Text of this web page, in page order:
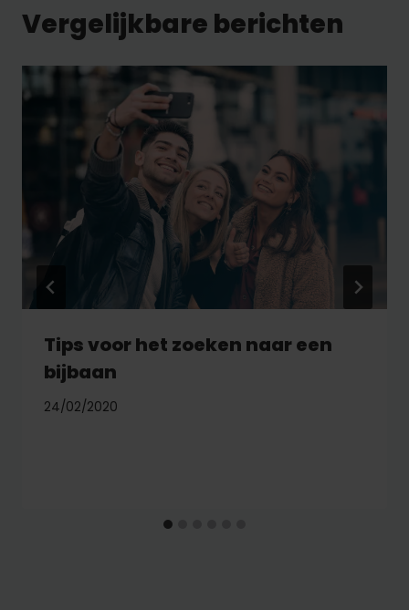
Vergelijkbare berichten
Tips voor het zoeken naar een
bijbaan
24/02/2020